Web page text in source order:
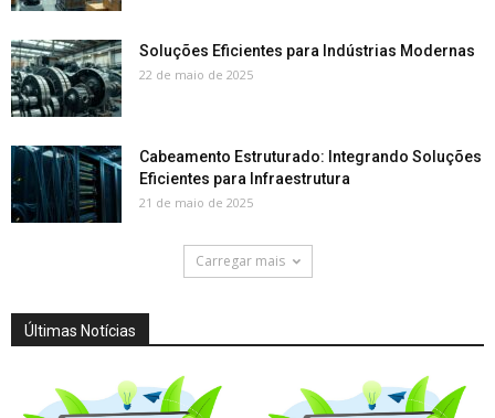
Soluções Eficientes para Indústrias Modernas
22 de maio de 2025
Cabeamento Estruturado: Integrando Soluções
Eficientes para Infraestrutura
21 de maio de 2025
Carregar mais
Últimas Notícias